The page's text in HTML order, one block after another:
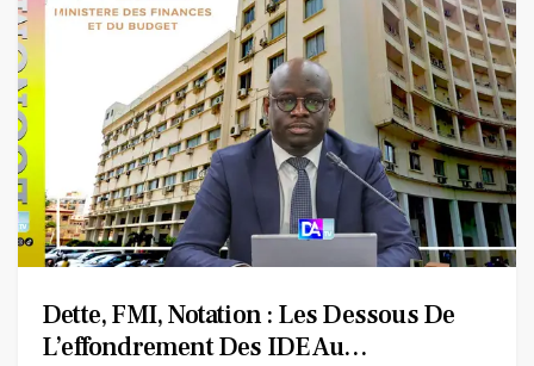
Dette, FMI, Notation : Les Dessous De
L’effondrement Des IDE Au…